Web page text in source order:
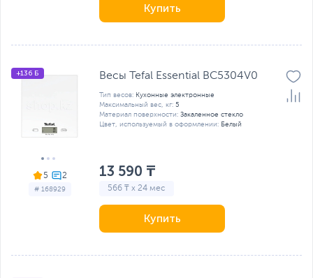
Купить
5
# 168929
+136 Б Весы Tefal Essential BC5304V0
Тип весов: Кухонные электронные
Максимальный вес, кг: 5
Материал поверхности: Закаленное стекло
Цвет, используемый в оформлении: Белый
13 590 ₸
566 ₸ x 24 мес
Купить